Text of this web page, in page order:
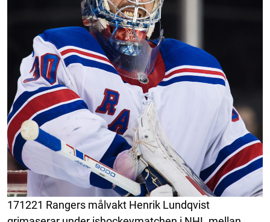
171221 Rangers målvakt Henrik Lundqvist